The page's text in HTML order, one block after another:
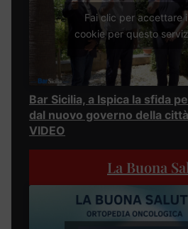
Fai clic per accettare i
cookie per questo
Bar Sicilia, a Ispica la sfida
dal nuovo governo della città
VIDEO
La Buona